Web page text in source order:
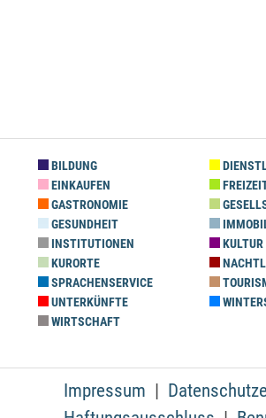
BILDUNG
EINKAUFEN
GASTRONOMIE
GESUNDHEIT
INSTITUTIONEN
KULTUR
KURORTE
SPRACHENSERVICE
UNTERKÜNFTE
WIRTSCHAFT
Impressum